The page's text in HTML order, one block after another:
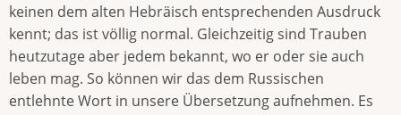
keinen dem alten Hebräisch entsprechenden Ausdruck
kennt; das ist völlig normal. Gleichzeitig sind Trauben
heutzutage aber jedem bekannt, wo er oder sie auch
leben mag. So können wir das dem Russischen
entlehnte Wort in unsere Übersetzung aufnehmen. Es